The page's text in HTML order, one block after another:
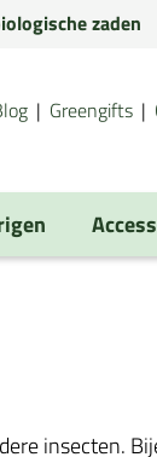
zaden
Greengifts
insecten.